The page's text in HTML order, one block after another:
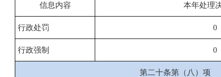
信息内容 本年处理
行政处罚 0
行政强制 0
第二十条第（八）项